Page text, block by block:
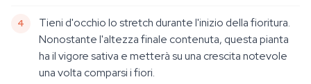
Tieni d'occhio lo stretch durante l'inizio della fioritura.
Nonostante l'altezza finale contenuta, questa pianta
ha il vigore sativa e metterà su una crescita notevole
una volta comparsi i fiori.